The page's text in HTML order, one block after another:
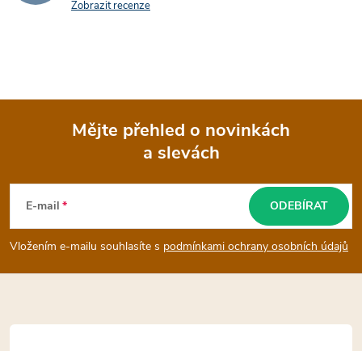
Zobrazit recenze
p
a
t
Mějte přehled o novinkách
a slevách
E-mail
Vložením e-mailu souhlasíte s podmínkami ochrany osobních údajů
ODEBÍRAT